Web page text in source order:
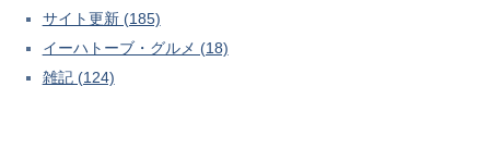
サイト更新 (185)
イーハトーブ・グルメ (18)
雑記 (124)